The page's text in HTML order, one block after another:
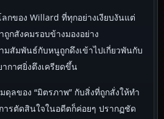
กของ Willard ที่ทุกอย่างเงียบงันแต่
ถูกสังคมรอบข้างมองอย่าง
มสัมพันธ์กับหนูถูกดึงเข้าไปเกี่ยวพันกับ
กาศยิ่งตึงเครียดขึ้น
ลของ “มิตรภาพ” กับสิ่งที่ถูกสั่งให้ทำ
ารตัดสินใจในอดีตก็ค่อยๆ ปรากฏชัด